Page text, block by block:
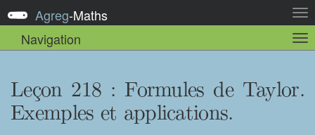
la
Agreg-Maths
Navigation
la
Leçon 218 : Formules de Taylor.
Exemples et applications.